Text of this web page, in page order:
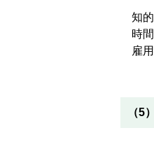
知的
時間
雇用
（5